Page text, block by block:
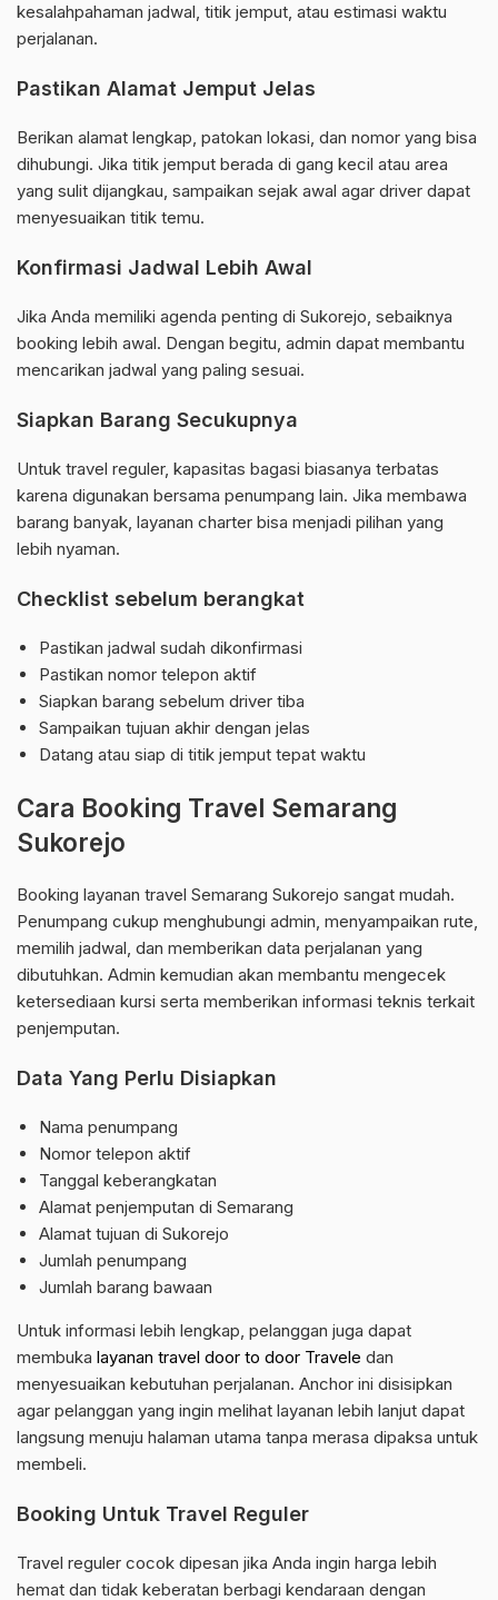
kesalahpahaman jadwal, titik jemput, atau estimasi waktu
perjalanan.
Pastikan Alamat Jemput Jelas
Berikan alamat lengkap, patokan lokasi, dan nomor yang bisa
dihubungi. Jika titik jemput berada di gang kecil atau area
yang sulit dijangkau, sampaikan sejak awal agar driver dapat
menyesuaikan titik temu.
Konfirmasi Jadwal Lebih Awal
Jika Anda memiliki agenda penting di Sukorejo, sebaiknya
booking lebih awal. Dengan begitu, admin dapat membantu
mencarikan jadwal yang paling sesuai.
Siapkan Barang Secukupnya
Untuk travel reguler, kapasitas bagasi biasanya terbatas
karena digunakan bersama penumpang lain. Jika membawa
barang banyak, layanan charter bisa menjadi pilihan yang
lebih nyaman.
Checklist sebelum berangkat
Pastikan jadwal sudah dikonfirmasi
Pastikan nomor telepon aktif
Siapkan barang sebelum driver tiba
Sampaikan tujuan akhir dengan jelas
Datang atau siap di titik jemput tepat waktu
Cara Booking Travel Semarang
Sukorejo
Booking layanan travel Semarang Sukorejo sangat mudah.
Penumpang cukup menghubungi admin, menyampaikan rute,
memilih jadwal, dan memberikan data perjalanan yang
dibutuhkan. Admin kemudian akan membantu mengecek
ketersediaan kursi serta memberikan informasi teknis terkait
penjemputan.
Data Yang Perlu Disiapkan
Nama penumpang
Nomor telepon aktif
Tanggal keberangkatan
Alamat penjemputan di Semarang
Alamat tujuan di Sukorejo
Jumlah penumpang
Jumlah barang bawaan
Untuk informasi lebih lengkap, pelanggan juga dapat
membuka layanan travel door to door Travele dan
menyesuaikan kebutuhan perjalanan. Anchor ini disisipkan
agar pelanggan yang ingin melihat layanan lebih lanjut dapat
langsung menuju halaman utama tanpa merasa dipaksa untuk
membeli.
Booking Untuk Travel Reguler
Travel reguler cocok dipesan jika Anda ingin harga lebih
hemat dan tidak keberatan berbagi kendaraan dengan